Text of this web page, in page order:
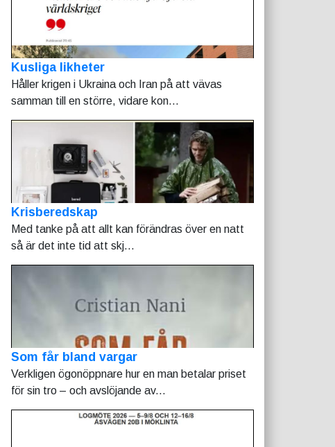
Kusliga likheter
Håller krigen i Ukraina och Iran på att vävas
samman till en större, vidare kon...
Krisberedskap
Med tanke på att allt kan förändras över en natt
så är det inte tid att skj...
Som får bland vargar
Verkligen ögonöppnare hur en man betalar priset
för sin tro – och avslöjande av...